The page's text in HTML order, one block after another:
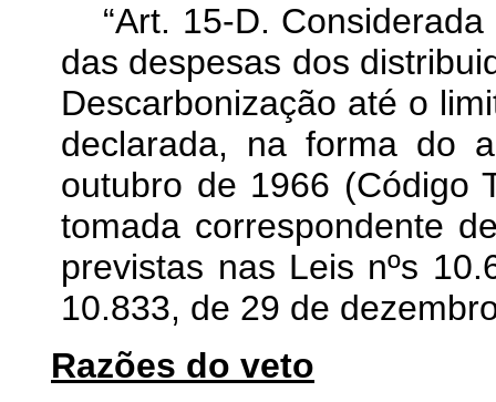
“Art. 15-D.
das despesas dos
Descarbonização até o
declarada, na forma do
outubro de 1966 (Código
tomada correspondente
previstas nas Leis nºs
10.833, de 29 de
Razões do veto